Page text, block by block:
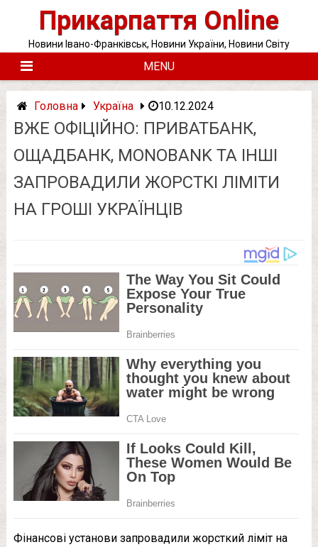
Прикарпаття Online
Новини Івано-Франківськ, Новини України, Новини Світу
MENU
Головна Україна 10.12.2024
ВЖЕ ОФІЦІЙНО: ПРИВАТБАНК,
ОЩАДБАНК, MONOBANK ТА ІНШІ
ЗАПРОВАДИЛИ ЖОРСТКІ ЛІМІТИ
НА ГРОШІ УКРАЇНЦІВ
Фінансові установи запровадили жорсткий ліміт на